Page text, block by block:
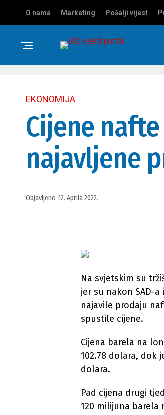
O nama Marketing Pošalji vijest
EKONOMIJA
Cijene
najavljene
Objavljeno 12. Aprila 2022.
Na svjetskim su
jer su nakon SAD-
najavile prodaju
spustile cijene.
Cijena barela na
102.78 dolara, dok
dolara.
Pad cijena drugi
120 milijuna barela